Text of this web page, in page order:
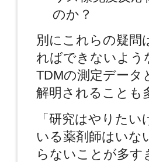
のか？
別にこれらの疑問
ればできないよう
TDMの測定データ
解明されることも
「研究はやりた
いる薬剤師はいな
らないことが多す